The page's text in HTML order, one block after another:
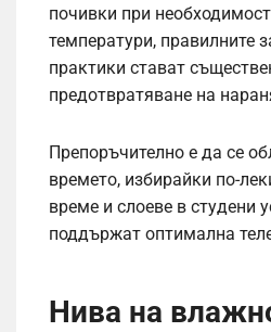
почивки при
температури, правилните
практики стават
предотвратяване на
Препоръчително е да се
времето, избирайки по-
време и слоеве в студени
поддържат оптимална
Нива на